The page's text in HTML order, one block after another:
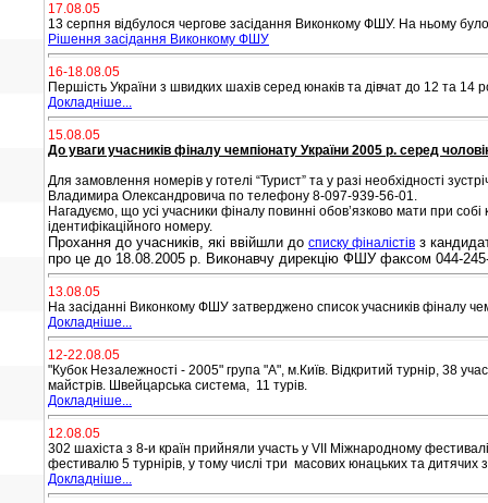
17.08.05
13 серпня відбулося чергове засідання Виконкому ФШУ. На ньому
Рішення засідання Виконкому ФШУ
16-18.08.05
Першість України з швидких шахів серед юнаків та дівчат до 12 та 14
Докладніше...
15.08.05
До уваги учасників фіналу чемпіонату України 2005 р. серед
Для замовлення номерів у готелі “Турист” та у разі необхідності
Владимира Олександровича по телефону 8-097-939-56-01.
Нагадуємо, що усі учасники фіналу повинні обов’язково мати при
ідентифікаційного номеру.
Прохання до учасників, які ввійшли до списку фіналістів з
про це до 18.08.2005 р. Виконавчу дирекцію ФШУ факсом 044-
13.08.05
На засіданні Виконкому ФШУ затверджено список учасників фіналу
Докладніше...
12-22.08.05
"Кубок Незалежності - 2005" група "А", м.Київ. Відкритий турнір, 38
майстрів. Швейцарська система, 11 турів.
Докладніше...
12.08.05
302 шахіста з 8-и країн прийняли участь у VII Міжнародному
фестивалю 5 турнірів, у тому числі три масових юнацьких та
Докладніше...